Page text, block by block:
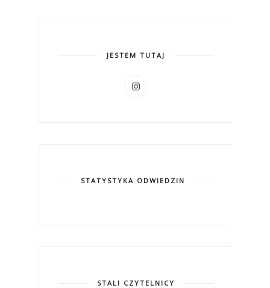
JESTEM TUTAJ
STATYSTYKA ODWIEDZIN
STALI CZYTELNICY